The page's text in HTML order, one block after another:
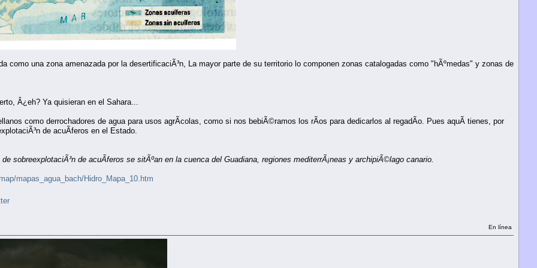
como una zona amenazada por la desertificaciÃ³n, La mayor parte de su territorio lo componen zonas catalogadas como "hÃºmedas" y zonas de
Â¿eh? Ya quisieran en el Sahara...
como derrochadores de agua para usos agrÃ­colas, como si nos bebiÃ©ramos los rÃ­os para dedicarlos al regadÃ­o. Pues aquÃ­ tienes, por
de acuÃ­feros en el Estado.
sobreexplotaciÃ³n de acuÃ­feros se sitÃºan en la cuenca del Guadiana, regiones mediterrÃ¡neas y archipiÃ©lago canario.
mapas_agua_bach/Hidro_Mapa_10.htm
En línea